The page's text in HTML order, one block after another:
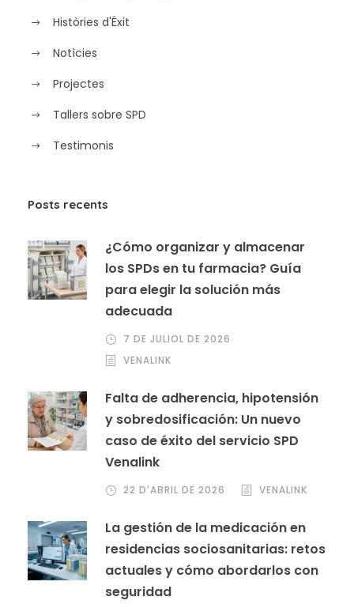
Històries d'Éxit
Notìcies
Projectes
Tallers sobre SPD
Testimonis
Posts recents
¿Cómo organizar y almacenar
los SPDs en tu farmacia? Guía
para elegir la solución más
adecuada
7 DE JULIOL DE 2026
VENALINK
Falta de adherencia, hipotensión
y sobredosificación: Un nuevo
caso de éxito del servicio SPD
Venalink
22 D'ABRIL DE 2026 VENALINK
La gestión de la medicación en
residencias sociosanitarias: retos
actuales y cómo abordarlos con
seguridad